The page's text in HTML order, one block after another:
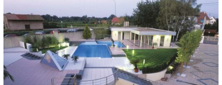
Stadien und Schwimmbäder